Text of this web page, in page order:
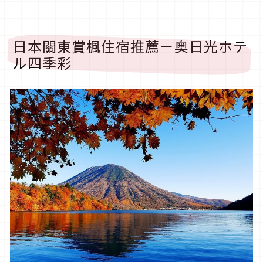
日本關東賞楓住宿推薦－奥日光ホテ
ル四季彩